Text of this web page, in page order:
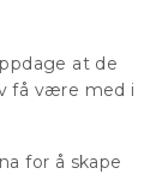
at de
få være med i
for å skape